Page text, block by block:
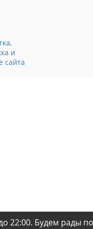
и
сайта
22:00. Будем рады